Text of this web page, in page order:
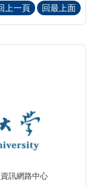
上一頁
回最上面
訊網路中心